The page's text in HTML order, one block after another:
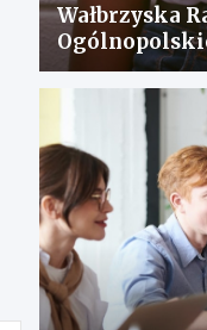
Wałbrzyska
spotkanie
rozwiązania